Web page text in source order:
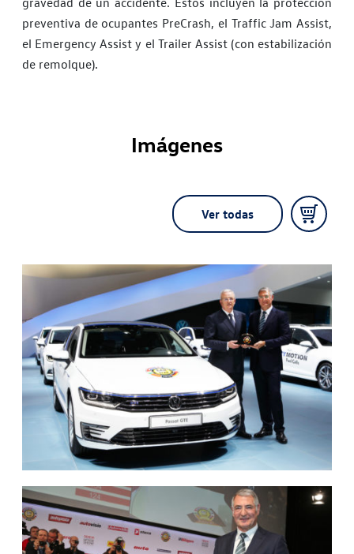
preventiva de ocupantes PreCrash, el Traffic Jam Assist,
el Emergency Assist y el Trailer Assist (con estabilización
de remolque).
Imágenes
Ver todas